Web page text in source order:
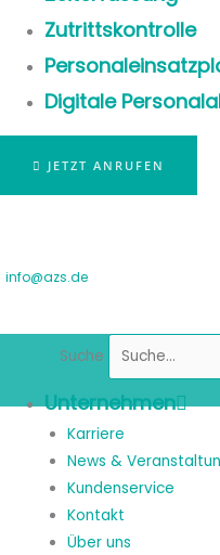
Zutrittskontrolle
Digitale
JETZT ANRUFEN
info@azs.de
Suche
Unternehmen
Karriere
News &
Kundenservice
Kontakt
Über uns